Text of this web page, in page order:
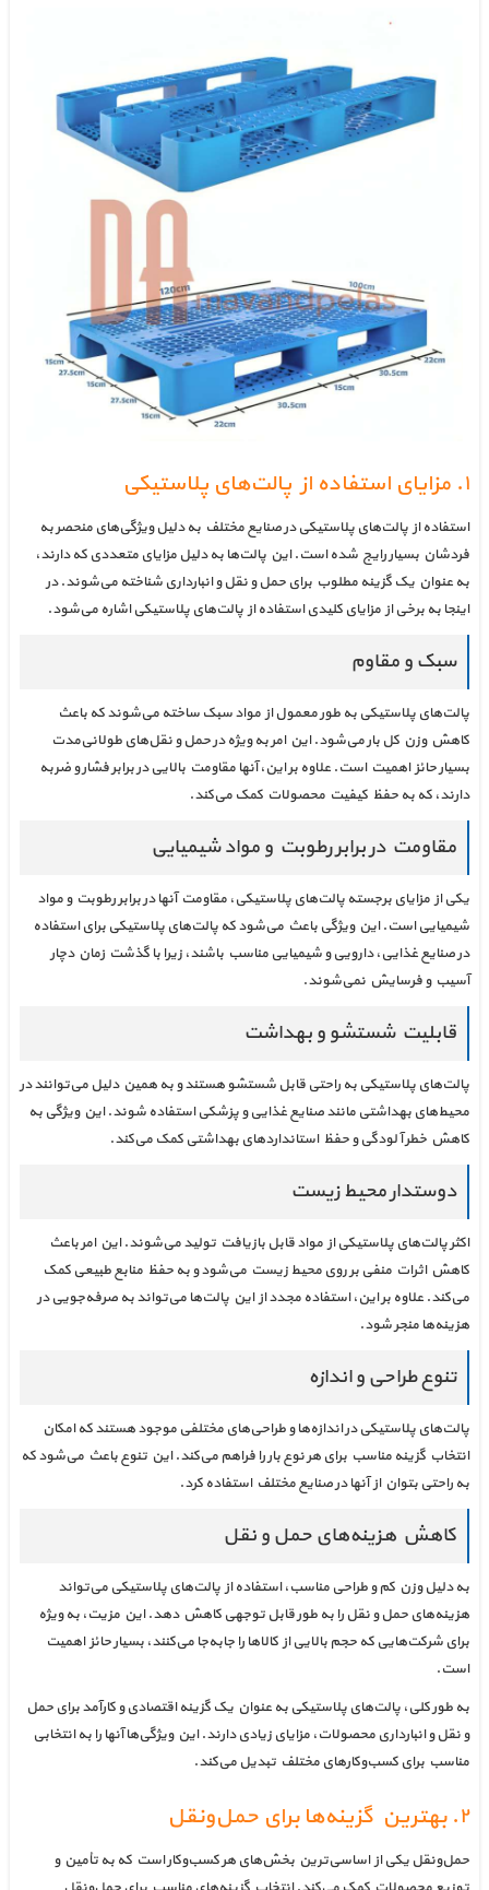
۱. مزایای استفاده از پالت‌های پلاستیکی
استفاده از پالت‌های پلاستیکی در صنایع مختلف به دلیل ویژگی‌های منحصر به
فردشان بسیار رایج شده است. این پالت‌ها به دلیل مزایای متعددی که دارند،
به عنوان یک گزینه مطلوب برای حمل و نقل و انبارداری شناخته می‌شوند. در
اینجا به برخی از مزایای کلیدی استفاده از پالت‌های پلاستیکی اشاره می‌شود.
سبک و مقاوم
پالت‌های پلاستیکی به طور معمول از مواد سبک ساخته می‌شوند که باعث
کاهش وزن کل بار می‌شود. این امر به ویژه در حمل و نقل‌های طولانی‌مدت
بسیار حائز اهمیت است. علاوه بر این، آنها مقاومت بالایی در برابر فشار و ضربه
دارند، که به حفظ کیفیت محصولات کمک می‌کند.
مقاومت در برابر رطوبت و مواد شیمیایی
یکی از مزایای برجسته پالت‌های پلاستیکی، مقاومت آنها در برابر رطوبت و مواد
شیمیایی است. این ویژگی باعث می‌شود که پالت‌های پلاستیکی برای استفاده
در صنایع غذایی، دارویی و شیمیایی مناسب باشند، زیرا با گذشت زمان دچار
آسیب و فرسایش نمی‌شوند.
قابلیت شستشو و بهداشت
پالت‌های پلاستیکی به راحتی قابل شستشو هستند و به همین دلیل می‌توانند در
محیط‌های بهداشتی مانند صنایع غذایی و پزشکی استفاده شوند. این ویژگی به
کاهش خطر آلودگی و حفظ استانداردهای بهداشتی کمک می‌کند.
دوستدار محیط زیست
اکثر پالت‌های پلاستیکی از مواد قابل بازیافت تولید می‌شوند. این امر باعث
کاهش اثرات منفی بر روی محیط زیست می‌شود و به حفظ منابع طبیعی کمک
می‌کند. علاوه بر این، استفاده مجدد از این پالت‌ها می‌تواند به صرفه‌جویی در
هزینه‌ها منجر شود.
تنوع طراحی و اندازه
پالت‌های پلاستیکی در اندازه‌ها و طراحی‌های مختلفی موجود هستند که امکان
انتخاب گزینه مناسب برای هر نوع بار را فراهم می‌کند. این تنوع باعث می‌شود که
به راحتی بتوان از آنها در صنایع مختلف استفاده کرد.
کاهش هزینه‌های حمل و نقل
به دلیل وزن کم و طراحی مناسب، استفاده از پالت‌های پلاستیکی می‌تواند
هزینه‌های حمل و نقل را به طور قابل توجهی کاهش دهد. این مزیت، به ویژه
برای شرکت‌هایی که حجم بالایی از کالاها را جابه‌جا می‌کنند، بسیار حائز اهمیت
است.
به طور کلی، پالت‌های پلاستیکی به عنوان یک گزینه اقتصادی و کارآمد برای حمل
و نقل و انبارداری محصولات، مزایای زیادی دارند. این ویژگی‌ها آنها را به انتخابی
مناسب برای کسب‌وکارهای مختلف تبدیل می‌کند.
۲. بهترین گزینه‌ها برای حمل‌ونقل
حمل‌ونقل یکی از اساسی‌ترین بخش‌های هر کسب‌وکار است که به تأمین و